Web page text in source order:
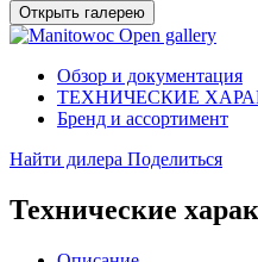
Открыть галерею
Open gallery
Обзор и документация
ТЕХНИЧЕСКИЕ
Бренд и ассортимент
Найти дилера Поделиться
Технические